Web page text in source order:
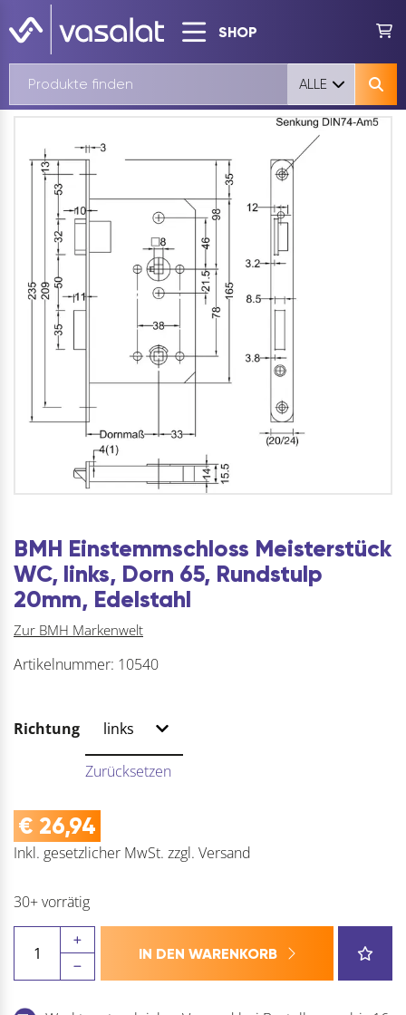
SHOP
ALLE
BMH Einstemmschloss Meisterstück
WC, links, Dorn 65, Rundstulp
20mm, Edelstahl
Zur BMH Markenwelt
Artikelnummer: 10540
Richtung
Zurücksetzen
€ 26,94
Inkl. gesetzlicher MwSt. zzgl. Versand
30+ vorrätig
Einstemmschloss
(nach
IN DEN WARENKORB